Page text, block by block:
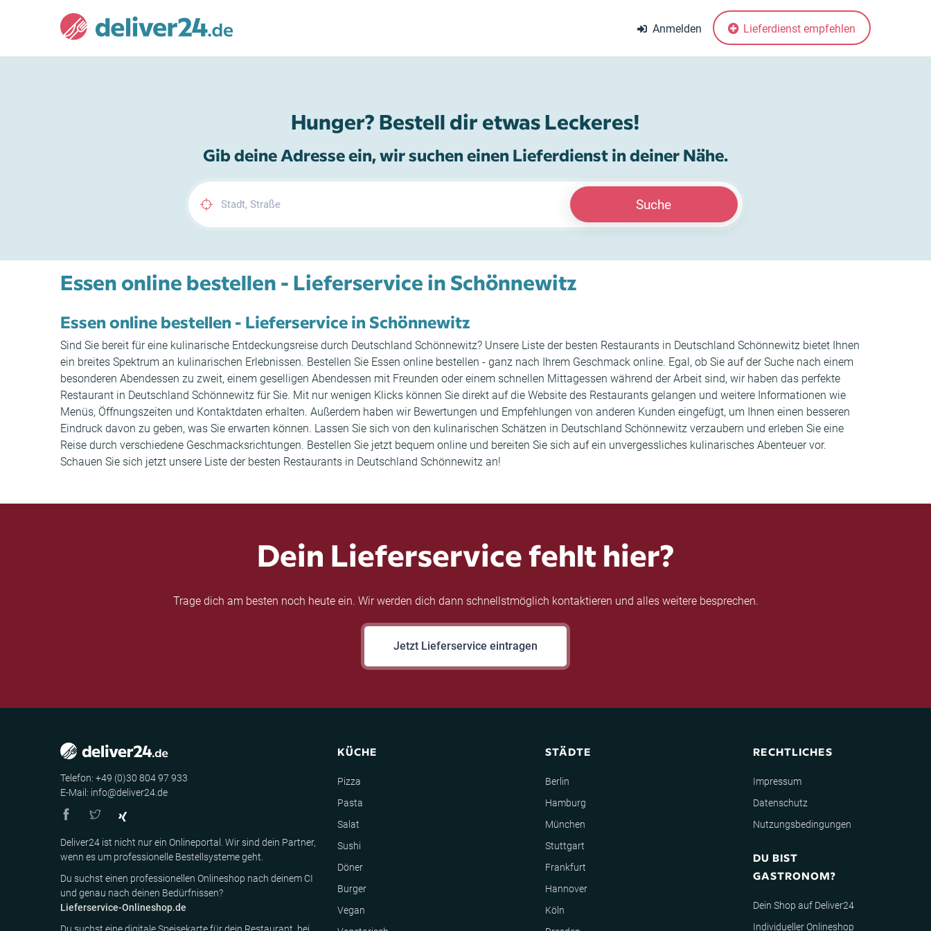
Anmelden Lieferdienst empfehlen
Hunger? Bestell dir etwas Leckeres!
Gib deine Adresse ein, wir suchen einen Lieferdienst in deiner Nähe.
Suche
Essen online bestellen - Lieferservice in Schönnewitz
Essen online bestellen - Lieferservice in Schönnewitz
Sind Sie bereit für eine kulinarische Entdeckungsreise durch Deutschland Schönnewitz? Unsere Liste der besten Restaurants in Deutschland Schönnewitz bietet Ihnen
ein breites Spektrum an kulinarischen Erlebnissen. Bestellen Sie Essen online bestellen - ganz nach Ihrem Geschmack online. Egal, ob Sie auf der Suche nach einem
besonderen Abendessen zu zweit, einem geselligen Abendessen mit Freunden oder einem schnellen Mittagessen während der Arbeit sind, wir haben das perfekte
Restaurant in Deutschland Schönnewitz für Sie. Mit nur wenigen Klicks können Sie direkt auf die Website des Restaurants gelangen und weitere Informationen wie
Menüs, Öffnungszeiten und Kontaktdaten erhalten. Außerdem haben wir Bewertungen und Empfehlungen von anderen Kunden eingefügt, um Ihnen einen besseren
Eindruck davon zu geben, was Sie erwarten können. Lassen Sie sich von den kulinarischen Schätzen in Deutschland Schönnewitz verzaubern und erleben Sie eine
Reise durch verschiedene Geschmacksrichtungen. Bestellen Sie jetzt bequem online und bereiten Sie sich auf ein unvergessliches kulinarisches Abenteuer vor.
Schauen Sie sich jetzt unsere Liste der besten Restaurants in Deutschland Schönnewitz an!
Dein Lieferservice fehlt hier?
Trage dich am besten noch heute ein. Wir werden dich dann schnellstmöglich kontaktieren und alles weitere besprechen.
Jetzt Lieferservice eintragen
Telefon: +49 (0)30 804 97 933
E-Mail: info@deliver24.de
Deliver24 ist nicht nur ein Onlineportal. Wir sind dein Partner,
wenn es um professionelle Bestellsysteme geht.
Du suchst einen professionellen Onlineshop nach deinem CI
und genau nach deinen Bedürfnissen?
Lieferservice-Onlineshop.de
KÜCHE
Pizza
Pasta
Salat
Sushi
Döner
Burger
Vegan
STÄDTE
Berlin
Hamburg
München
Stuttgart
Frankfurt
Hannover
Köln
RECHTLICHES
Impressum
Datenschutz
Nutzungsbedingungen
DU BIST
GASTRONOM?
Dein Shop auf Deliver24
Individueller Onlineshop